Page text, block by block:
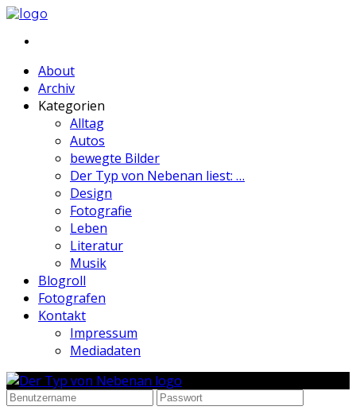
About
Archiv
Kategorien
Alltag
Autos
bewegte Bilder
Der Typ von Nebenan liest: …
Design
Fotografie
Leben
Literatur
Musik
Blogroll
Fotografen
Kontakt
Impressum
Mediadaten